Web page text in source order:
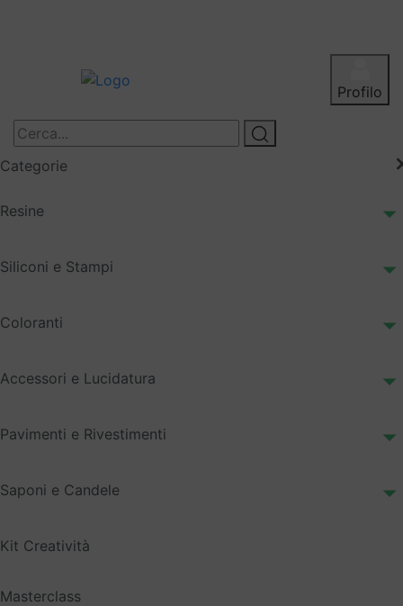
Profilo
Categorie
Resine
Siliconi e Stampi
Coloranti
Accessori e Lucidatura
Pavimenti e Rivestimenti
Saponi e Candele
Kit Creatività
Masterclass